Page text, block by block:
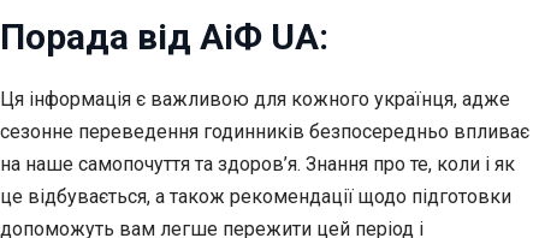
Порада від АіФ UA:
Ця інформація є важливою для кожного українця, адже
сезонне переведення годинників безпосередньо впливає
на наше самопочуття та здоров’я. Знання про те, коли і як
це відбувається, а також рекомендації щодо підготовки
допоможуть вам легше пережити цей період і